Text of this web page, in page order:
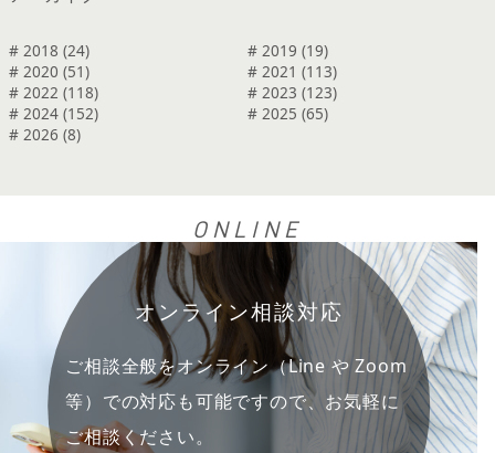
# 2018 (24)
# 2019 (19)
# 2020 (51)
# 2021 (113)
# 2022 (118)
# 2023 (123)
# 2024 (152)
# 2025 (65)
# 2026 (8)
ONLINE
オンライン相談対応
ご相談全般をオンライン（Line や Zoom
等）での対応も可能ですので、お気軽に
ご相談ください。